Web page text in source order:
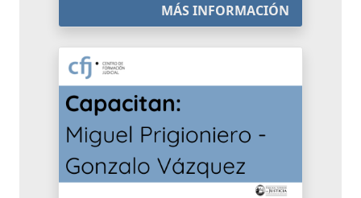
MÁS INFORMACIÓN